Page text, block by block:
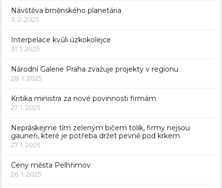
Návštěva brněnského planetária
3. 2. 2025
Interpelace kvůli úzkokolejce
31. 1. 2025
Národní Galerie Praha zvažuje projekty v regionu
28. 1. 2025
Kritika ministra za nové povinnosti firmám
27. 1. 2025
Nepráskejme tím zeleným bičem tolik, firmy nejsou
gauneři, které je potřeba držet pevně pod krkem
27. 1. 2025
Ceny města Pelhřimov
26. 1. 2025